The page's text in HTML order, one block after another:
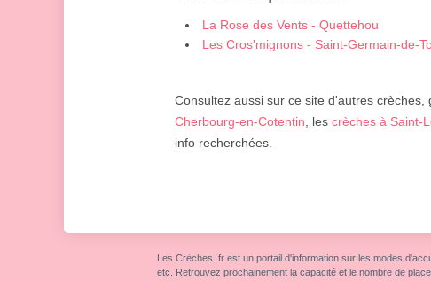
La Rose des Vents - Quettehou
Les Cros'mignons - Saint-Germain-de-
Consultez aussi sur ce site d'autres
Cherbourg-en-Cotentin , les crèches à Saint-
info recherchées.
Les Crèches .fr est un portail d'information sur les modes
etc. Retrouvez prochainement la capacité et le nombre de